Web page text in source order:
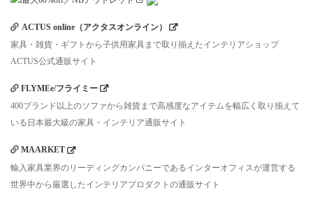
ACTUS online（アクタスオンライン）
家具・雑貨・ギフトから子供用家具まで取り揃えたインテリアショップ
ACTUS公式通販サイト
FLYMEe/フライミー
400ブランド以上のソファから雑貨まで高感度なアイテムを幅広く取り揃えて
いる日本最大級の家具・インテリア通販サイト
MAARKET
輸入家具業界のリーディングカンパニーであるインターオフィスが運営する
世界中から厳選したインテリアプロダクトの通販サイト